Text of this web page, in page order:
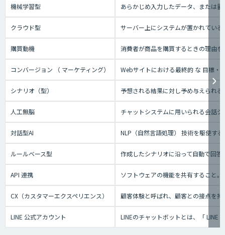
機械学習型 あらかじめ入力したデータ、または
クラウド型 サーバー上にシステムが置かれてい
購買動機 消費者が商品を購買するときの理由
コンバージョン （ マーケティング） Webサイトにおける最終的 な 目標・
シナリオ（型） 予想される結果に対し予め与えられ
人工無脳 チャットシステムに用いられる会話
対話型AI NLP（自然言語処理） 技術を駆使す
ルールベース型 作成したシナリオに沿って自動で回
API 連携 ソフトウェアの機能を共有すること
CX（カスタマーエクスペリエンス） 顧客体験と呼ばれ、顧客との接点を
LINE 公式アカウント LINEのチャットボットとは、「 LINE